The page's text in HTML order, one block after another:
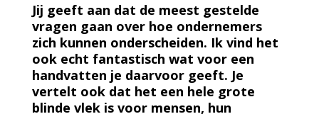
Jij geeft aan dat de meest gestelde
vragen gaan over hoe ondernemers
zich kunnen onderscheiden. Ik vind het
ook echt fantastisch wat voor een
handvatten je daarvoor geeft. Je
vertelt ook dat het een hele grote
blinde vlek is voor mensen, hun